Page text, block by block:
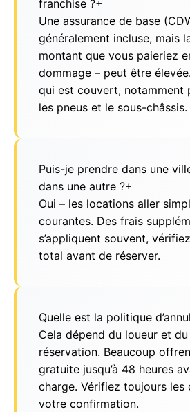
franchise ?+
Une assurance de base
généralement incluse, mais
montant que vous paieriez
dommage – peut être
qui est couvert, notamment
les pneus et le sous-châssis.
Puis-je prendre dans une
dans une autre ?+
Oui – les locations aller
courantes. Des frais
s’appliquent souvent,
total avant de réserver.
Quelle est la politique
Cela dépend du loueur et
réservation. Beaucoup
gratuite jusqu’à 48 heures
charge. Vérifiez toujours les
votre confirmation.